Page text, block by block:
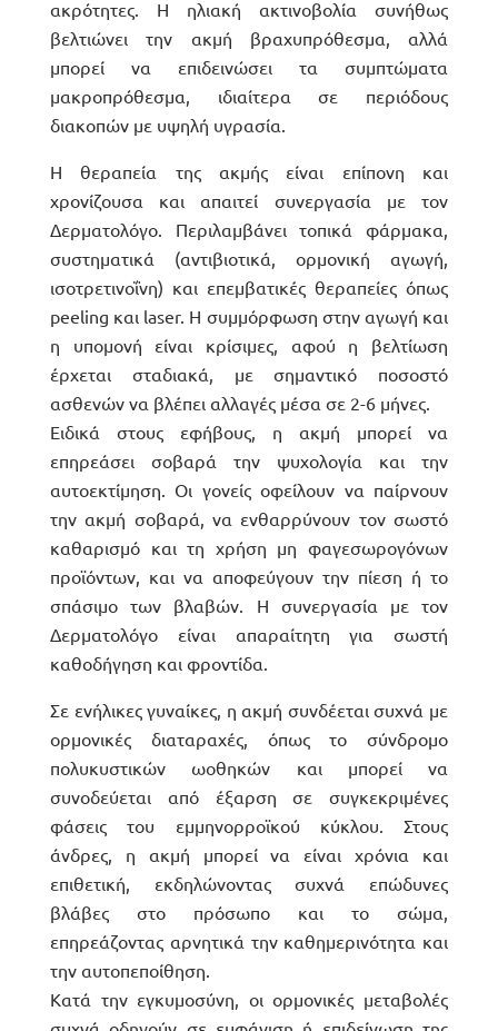
ακρότητες. Η ηλιακή ακτινοβολία συνήθως
βελτιώνει την ακμή βραχυπρόθεσμα, αλλά
μπορεί να επιδεινώσει τα συμπτώματα
μακροπρόθεσμα, ιδιαίτερα σε περιόδους
διακοπών με υψηλή υγρασία.
Η θεραπεία της ακμής είναι επίπονη και
χρονίζουσα και απαιτεί συνεργασία με τον
Δερματολόγο. Περιλαμβάνει τοπικά φάρμακα,
συστηματικά (αντιβιοτικά, ορμονική αγωγή,
ισοτρετινοΐνη) και επεμβατικές θεραπείες όπως
peeling και laser. Η συμμόρφωση στην αγωγή και
η υπομονή είναι κρίσιμες, αφού η βελτίωση
έρχεται σταδιακά, με σημαντικό ποσοστό
ασθενών να βλέπει αλλαγές μέσα σε 2-6 μήνες.
Ειδικά στους εφήβους, η ακμή μπορεί να
επηρεάσει σοβαρά την ψυχολογία και την
αυτοεκτίμηση. Οι γονείς οφείλουν να παίρνουν
την ακμή σοβαρά, να ενθαρρύνουν τον σωστό
καθαρισμό και τη χρήση μη φαγεσωρογόνων
προϊόντων, και να αποφεύγουν την πίεση ή το
σπάσιμο των βλαβών. Η συνεργασία με τον
Δερματολόγο είναι απαραίτητη για σωστή
καθοδήγηση και φροντίδα.
Σε ενήλικες γυναίκες, η ακμή συνδέεται συχνά με
ορμονικές διαταραχές, όπως το σύνδρομο
πολυκυστικών ωοθηκών και μπορεί να
συνοδεύεται από έξαρση σε συγκεκριμένες
φάσεις του εμμηνορροϊκού κύκλου. Στους
άνδρες, η ακμή μπορεί να είναι χρόνια και
επιθετική, εκδηλώνοντας συχνά επώδυνες
βλάβες στο πρόσωπο και το σώμα,
επηρεάζοντας αρνητικά την καθημερινότητα και
την αυτοπεποίθηση.
Κατά την εγκυμοσύνη, οι ορμονικές μεταβολές